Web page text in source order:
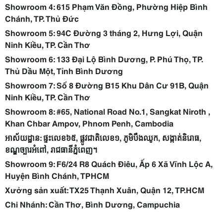
Showroom 4: 615 Phạm Văn Đồng, Phường Hiệp Bình
Chánh, TP. Thủ Đức
Showroom 5: 94C Đường 3 tháng 2, Hưng Lợi, Quận
Ninh Kiều, TP. Cần Thơ
Showroom 6: 133 Đại Lộ Bình Dương, P. Phú Thọ, TP.
Thủ Dầu Một, Tỉnh Bình Dương
Showroom 7: Số 8 Đường B15 Khu Dân Cư 91B, Quận
Ninh Kiều, TP. Cần Thơ
Showroom 8: #65, National Road No.1, Sangkat Niroth ,
Khan Chbar Ampov, Phnom Penh, Cambodia
អាស័យដ្ឋាន:ផ្ទះលេខ៦៥,ផ្លូវជាតិលេខ១,ភូមិបឹងឈូក, សង្កាត់និរោធ,
ខណ្ឌច្បារអំពៅ,រាជធានីភ្នំពេញ។
Showroom 9: F6/24 R8 Quách Điêu, Ấp 6 Xã Vĩnh Lộc A,
Huyện Bình Chánh, TPHCM
Xưởng sản xuất: TX25 Thạnh Xuân, Quận 12, TP.HCM
Chi Nhánh: Cần Thơ, Bình Dương, Campuchia